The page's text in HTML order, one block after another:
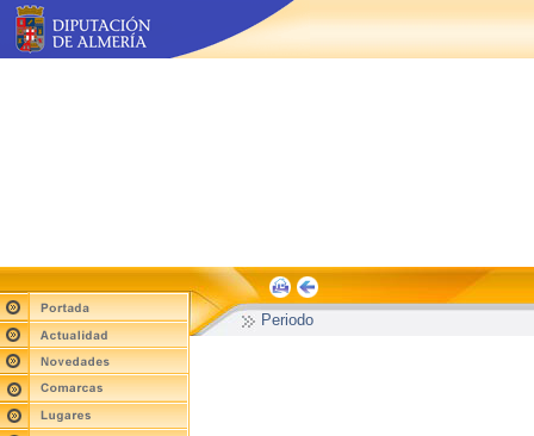
Periodo